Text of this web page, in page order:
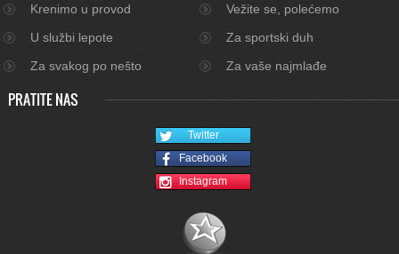
Krenimo u provod
Vežite se, polećemo
U službi lepote
Za sportski duh
Za svakog po nešto
Za vaše najmlađe
PRATITE NAS
Twitter
Facebook
Instagram